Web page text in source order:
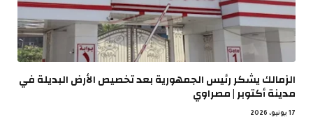
الزمالك يشكر رئيس الجمهورية بعد تخصيص الأرض البديلة في
مدينة أكتوبر | مصراوي
17 يونيو، 2026